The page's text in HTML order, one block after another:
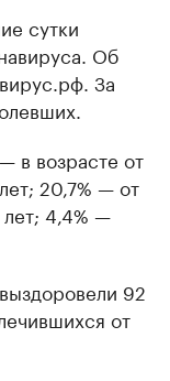
сутки
Об
За
в возрасте от
20,7% — от
4,4% —
92
от